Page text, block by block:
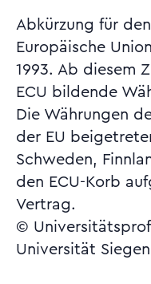
Abkürzung für
Europäische
1993. Ab diesem
ECU bildende
Die Währungen
der EU
Schweden,
den ECU-Korb
Vertrag.
©
Universität Siegen